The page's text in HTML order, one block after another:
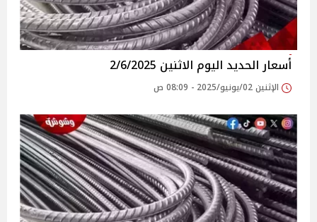
أسعار الحديد اليوم الاثنين 2/6/2025
الإثنين 02/يونيو/2025 - 08:09 ص